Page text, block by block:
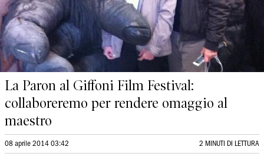
La Paron al Giffoni Film Festival:
collaboreremo per rendere omaggio al
maestro
08 aprile 2014 03:42 2 MINUTI DI LETTURA